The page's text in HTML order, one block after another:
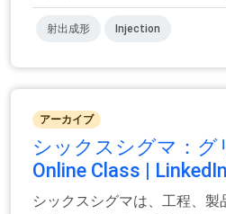
射出成形 Injection
アーカイブ
シックスシグマ：グ
Online Class |
シックスシグマは、工程、